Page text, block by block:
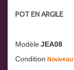
POT EN ARGILE
ModèleJEA08
Condition Nouveau